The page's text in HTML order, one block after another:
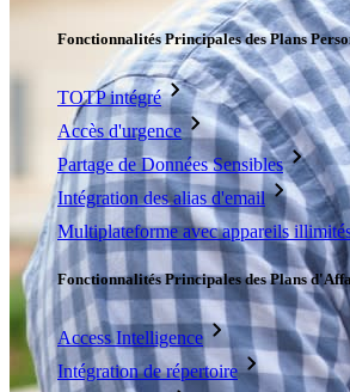
Fonctionnalités Principales des Plans
TOTP intégré
Accès d'urgence
Partage de Données Sensibles
Intégration des alias d'email
Multiplateforme avec appareils
Fonctionnalités Principales des Plans
Access Intelligence
Intégration de répertoire